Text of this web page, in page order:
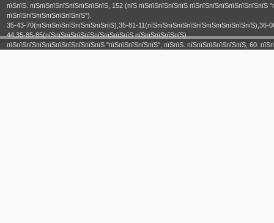
пїЅпїЅ. пїЅпїЅпїЅпїЅпїЅпїЅпїЅпїЅ, 152 (пїЅ пїЅпїЅпїЅпїЅпїЅ пїЅпїЅпїЅпїЅпїЅпїЅпїЅпїЅ
пїЅпїЅпїЅпїЅпїЅпїЅпїЅпїЅ").
35-43-70(пїЅпїЅпїЅпїЅпїЅпїЅпїЅпїЅ),35-81-
44,35-85-85(пїЅпїЅпїЅпїЅпїЅпїЅпїЅпїЅпїЅ пїЅпїЅпїЅпїЅпїЅ)
пїЅпїЅпїЅпїЅпїЅпїЅпїЅпїЅпїЅпїЅ "пїЅпїЅпїЅпїЅпїЅ", пїЅпїЅ. пїЅпїЅпїЅпїЅпїЅпїЅ, 60.